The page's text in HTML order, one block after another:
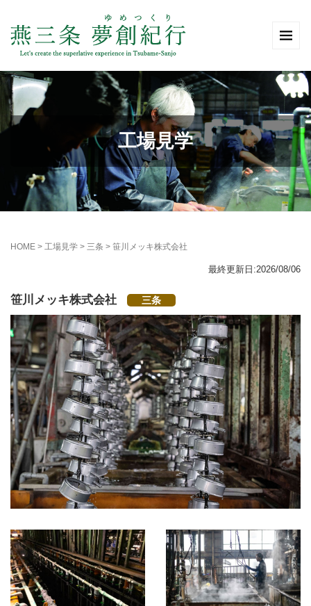
工場見学
HOME > 工場見学 > 三条 > 笹川メッキ株式会社
最終更新日:2026/08/06
笹川メッキ株式会社 三条